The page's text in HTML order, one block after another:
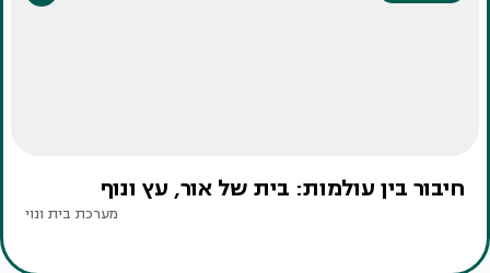
חיבור בין עולמות: בית של אור, עץ ונוף
מערכת בית ונוי